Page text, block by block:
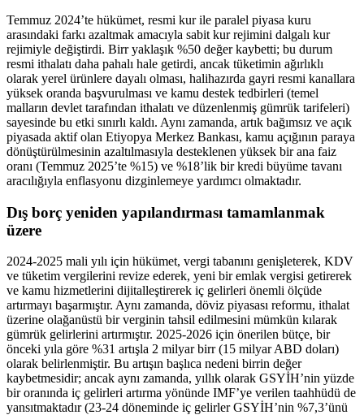
Temmuz 2024’te hükümet, resmi kur ile paralel piyasa kuru
arasındaki farkı azaltmak amacıyla sabit kur rejimini dalgalı kur
rejimiyle değiştirdi. Birr yaklaşık %50 değer kaybetti; bu durum
resmi ithalatı daha pahalı hale getirdi, ancak tüketimin ağırlıklı
olarak yerel ürünlere dayalı olması, halihazırda gayri resmi kanallara
yüksek oranda başvurulması ve kamu destek tedbirleri (temel
malların devlet tarafından ithalatı ve düzenlenmiş gümrük tarifeleri)
sayesinde bu etki sınırlı kaldı. Aynı zamanda, artık bağımsız ve açık
piyasada aktif olan Etiyopya Merkez Bankası, kamu açığının paraya
dönüştürülmesinin azaltılmasıyla desteklenen yüksek bir ana faiz
oranı (Temmuz 2025’te %15) ve %18’lik bir kredi büyüme tavanı
aracılığıyla enflasyonu dizginlemeye yardımcı olmaktadır.
Dış borç yeniden yapılandırması tamamlanmak
üzere
2024-2025 mali yılı için hükümet, vergi tabanını genişleterek, KDV
ve tüketim vergilerini revize ederek, yeni bir emlak vergisi getirerek
ve kamu hizmetlerini dijitalleştirerek iç gelirleri önemli ölçüde
artırmayı başarmıştır. Aynı zamanda, döviz piyasası reformu, ithalat
üzerine olağanüstü bir verginin tahsil edilmesini mümkün kılarak
gümrük gelirlerini artırmıştır. 2025-2026 için önerilen bütçe, bir
önceki yıla göre %31 artışla 2 milyar birr (15 milyar ABD doları)
olarak belirlenmiştir. Bu artışın başlıca nedeni birrin değer
kaybetmesidir; ancak aynı zamanda, yıllık olarak GSYİH’nin yüzde
bir oranında iç gelirleri artırma yönünde IMF’ye verilen taahhüdü de
yansıtmaktadır (23-24 döneminde iç gelirler GSYİH’nin %7,3’ünü